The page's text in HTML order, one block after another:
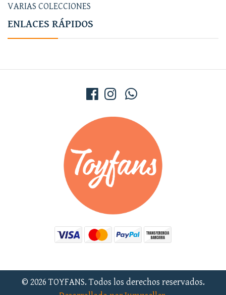
VARIAS COLECCIONES
ENLACES RÁPIDOS
© 2026 TOYFANS. Todos los derechos reservados.